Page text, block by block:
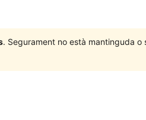
. Segurament no està mantinguda